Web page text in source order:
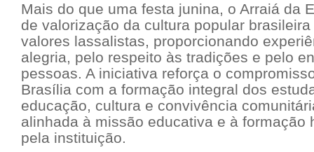
Mais do que uma festa junina, o Arraiá da
de valorização da cultura popular
valores lassalistas, proporcionando
alegria, pelo respeito às tradições e pelo
pessoas. A iniciativa reforça o
Brasília com a formação integral dos
educação, cultura e convivência
alinhada à missão educativa e à formação
pela instituição.